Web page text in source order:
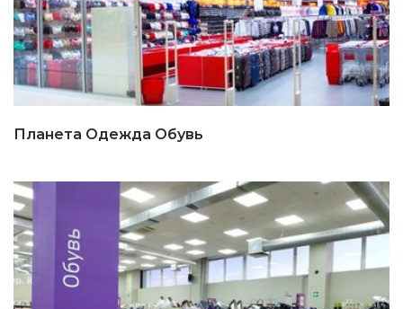
Планета Одежда Обувь